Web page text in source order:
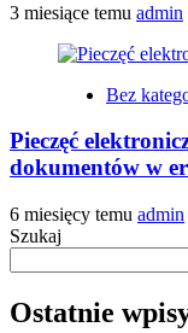
3 miesiące temu admin
Bez
Pieczęć
dokumentów w
6 miesięcy temu admin
Szukaj
Ostatnie